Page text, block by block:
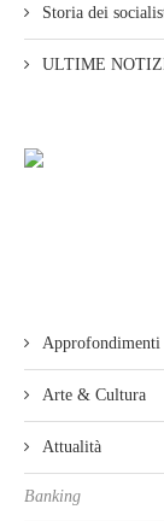
Storia dei
ULTIME
Approfondimenti
Arte & Cultura
Attualità
Banking